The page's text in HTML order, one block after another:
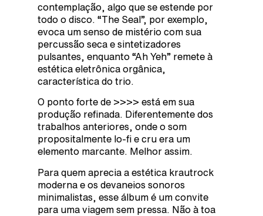
contemplação, algo que se estende por
todo o disco. “The Seal”, por exemplo,
evoca um senso de mistério com sua
percussão seca e sintetizadores
pulsantes, enquanto “Ah Yeh” remete à
estética eletrônica orgânica,
característica do trio.
O ponto forte de >>>> está em sua
produção refinada. Diferentemente dos
trabalhos anteriores, onde o som
propositalmente lo-fi e cru era um
elemento marcante. Melhor assim.
Para quem aprecia a estética krautrock
moderna e os devaneios sonoros
minimalistas, esse álbum é um convite
para uma viagem sem pressa. Não à toa